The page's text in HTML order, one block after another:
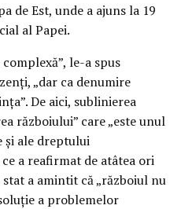
de Est, unde a ajuns la 19
al Papei.
le-a spus
„dar ca denumire
De aici, sublinierea
războiului” care „este unul
ale dreptului
a reafirmat de atâtea ori
a amintit că „războiul nu
a problemelor